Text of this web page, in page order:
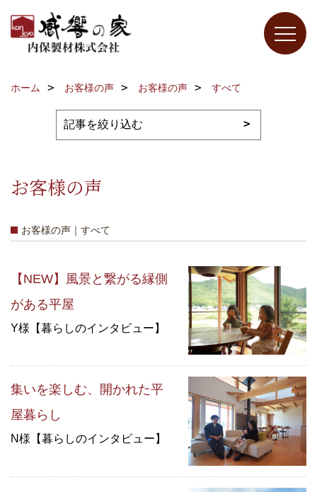
ホーム お客様の声 お客様の声 すべて
お客様の声
お客様の声｜すべて
【NEW】風景と繋がる縁側
がある平屋
Y様【暮らしのインタビュー】
集いを楽しむ、開かれた平
屋暮らし
N様【暮らしのインタビュー】